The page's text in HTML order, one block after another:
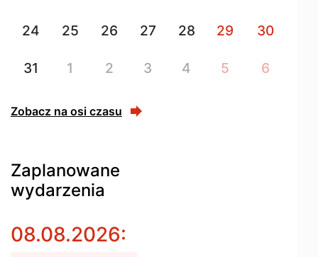
24 25 26 27 28 29 30
31 1 2 3 4 5 6
Zobacz na osi czasu
Zaplanowane
wydarzenia
08.08.2026: